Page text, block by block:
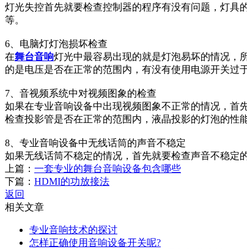
灯光失控首先就要检查控制器的程序有没有问题，灯具
等。
6、电脑灯灯泡损坏检查
在舞台音响灯光中最容易出现的就是灯泡易坏的情况，
的是电压是否在正常的范围内，有没有使用电源开关过
7、音视频系统中对视频图象的检查
如果在专业音响设备中出现视频图象不正常的情况，首
检查投影管是否在正常的范围内，液晶投影的灯泡的性
8、专业音响设备中无线话筒的声音不稳定
如果无线话筒不稳定的情况，首先就要检查声音不稳定
上篇： 一套专业的舞台音响设备包含哪些
下篇： HDMI的功放接法
返回
相关文章
专业音响技术的探讨
怎样正确使用音响设备开关呢?